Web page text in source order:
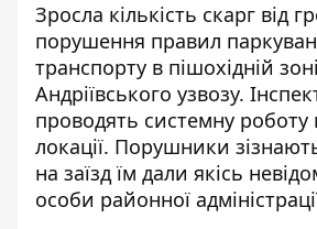
Зросла кількість скарг від
порушення правил
транспорту в пішохідній зоні
Андріївського узвозу.
проводять системну роботу
локації. Порушники
на заїзд їм дали якісь
особи районної